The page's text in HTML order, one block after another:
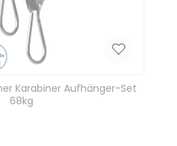
Karabiner Aufhänger-Set
68kg